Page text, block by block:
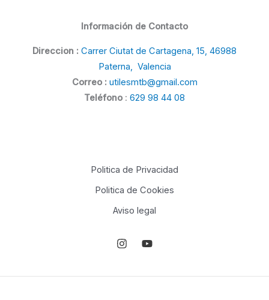
Información de Contacto
Direccion : Carrer Ciutat de Cartagena, 15, 46988
Paterna, Valencia
Correo : utilesmtb@gmail.com
Teléfono : 629 98 44 08
Politica de Privacidad
Politica de Cookies
Aviso legal